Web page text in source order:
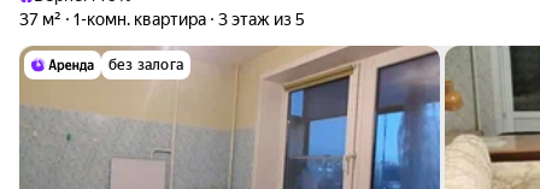
37 м²
1-комн. квартира 3 этаж из 5
без залога